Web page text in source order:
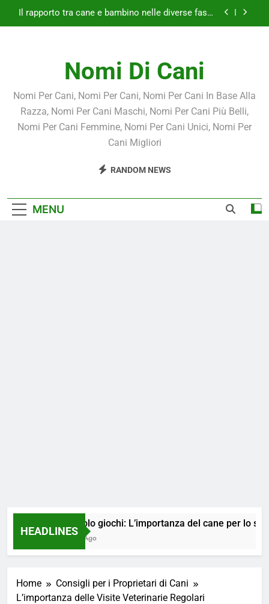
Insegnare il rispetto: Come coinvolgere i bambini
Non solo giochi: L’importanza del cane per lo
sviluppo dell’intelligenza emotiva dei bambini.
Il rapporto tra cane e bambino nelle diverse fasce
d’età.
Insegnare il rispetto: Come coinvolgere i bambini
nella cura del cane.
Giochi e attività da fare insieme: Come rafforzare
Nomi Di Cani
Nomi Per Cani, Nomi Per Cani, Nomi Per Cani In Base Alla
Razza, Nomi Per Cani Maschi, Nomi Per Cani Più Belli,
Nomi Per Cani Femmine, Nomi Per Cani Unici, Nomi Per
Cani Migliori
RANDOM NEWS
MENU
HEADLINES
Non solo giochi: L’importanza del cane per lo
1 Anno Ago
Home
Consigli per i Proprietari di Cani
L’importanza delle Visite Veterinarie Regolari